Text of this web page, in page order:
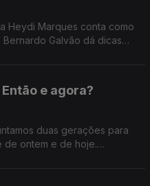
Heydi Marques conta como
Galvão dá dicas
e agora?
duas gerações para
de ontem e de hoje.